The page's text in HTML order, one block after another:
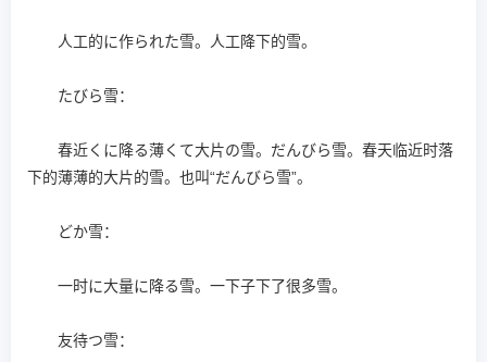
人工的に作られた雪。人工降下的雪。
たびら雪：
春近くに降る薄くて大片の雪。だんびら雪。春天临近时落
下的薄薄的大片的雪。也叫“だんびら雪”。
どか雪：
一时に大量に降る雪。一下子下了很多雪。
友待つ雪：